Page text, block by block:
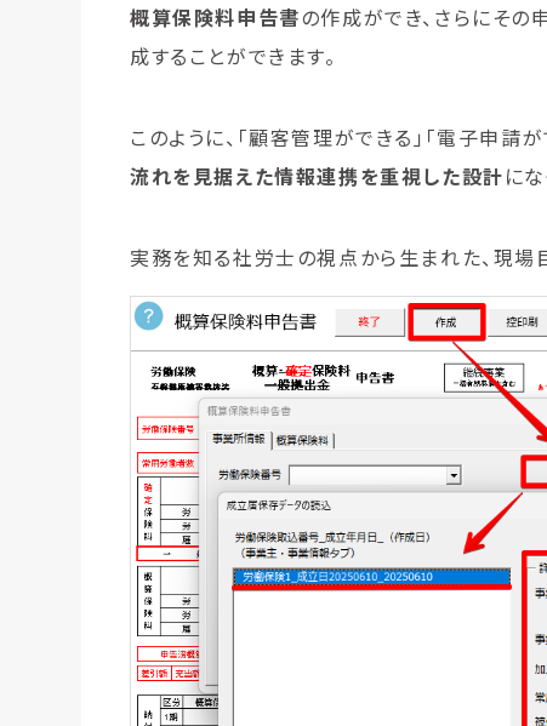
概算保険料申告書の作成ができ、さらにその
成することができます。
このように、「顧客管理ができる」「電子申請
流れを見据えた情報連携を重視した設計に
実務を知る社労士の視点から生まれた、現場